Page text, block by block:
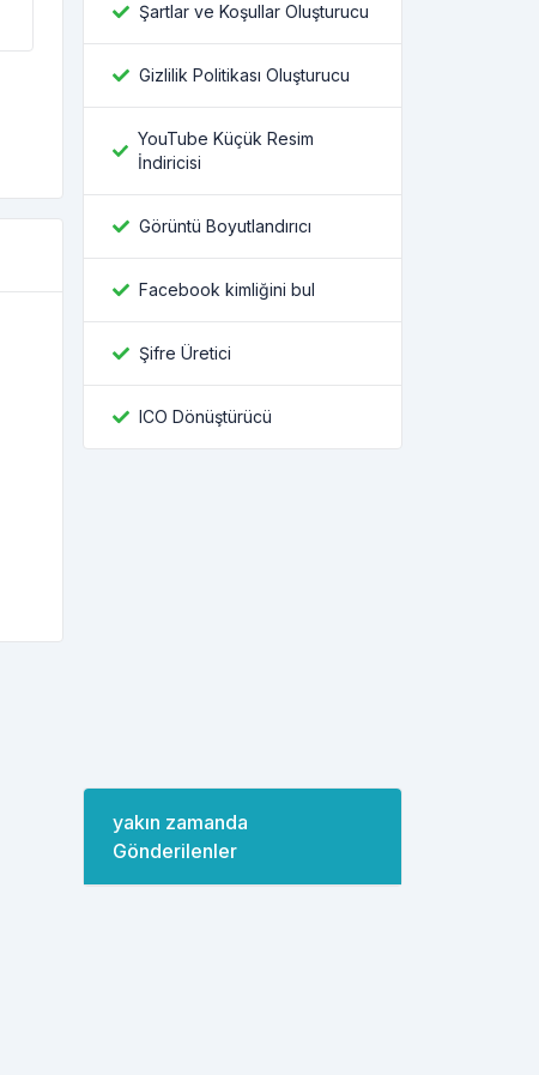
Şartlar ve Koşullar Oluşturucu
Gizlilik Politikası Oluşturucu
YouTube Küçük Resim
İndiricisi
Görüntü Boyutlandırıcı
Facebook kimliğini bul
Şifre Üretici
ICO Dönüştürücü
yakın zamanda
Gönderilenler